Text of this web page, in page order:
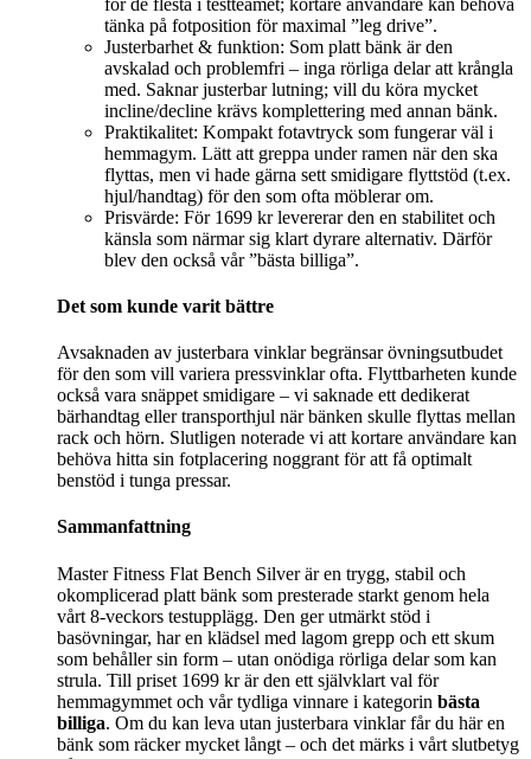
tänka på fotposition för maximal ”leg drive”.
Justerbarhet & funktion: Som platt bänk är den
avskalad och problemfri – inga rörliga delar att krångla
med. Saknar justerbar lutning; vill du köra mycket
incline/decline krävs komplettering med annan bänk.
Praktikalitet: Kompakt fotavtryck som fungerar väl i
hemmagym. Lätt att greppa under ramen när den ska
flyttas, men vi hade gärna sett smidigare flyttstöd (t.ex.
hjul/handtag) för den som ofta möblerar om.
Prisvärde: För 1699 kr levererar den en stabilitet och
känsla som närmar sig klart dyrare alternativ. Därför
blev den också vår ”bästa billiga”.
Det som kunde varit bättre
Avsaknaden av justerbara vinklar begränsar övningsutbudet
för den som vill variera pressvinklar ofta. Flyttbarheten kunde
också vara snäppet smidigare – vi saknade ett dedikerat
bärhandtag eller transporthjul när bänken skulle flyttas mellan
rack och hörn. Slutligen noterade vi att kortare användare kan
behöva hitta sin fotplacering noggrant för att få optimalt
benstöd i tunga pressar.
Sammanfattning
Master Fitness Flat Bench Silver är en trygg, stabil och
okomplicerad platt bänk som presterade starkt genom hela
vårt 8-veckors testupplägg. Den ger utmärkt stöd i
basövningar, har en klädsel med lagom grepp och ett skum
som behåller sin form – utan onödiga rörliga delar som kan
strula. Till priset 1699 kr är den ett självklart val för
hemmagymmet och vår tydliga vinnare i kategorin bästa
billiga. Om du kan leva utan justerbara vinklar får du här en
bänk som räcker mycket långt – och det märks i vårt slutbetyg